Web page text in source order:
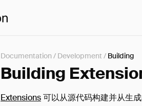
Documentation/ Development / Building
Building
Extensions可以从源代码构建并从生